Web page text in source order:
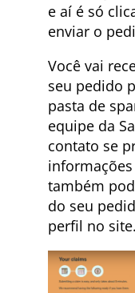
e aí é só
enviar o
Você vai
seu pedido
pasta de
equipe da
contato se
também
do seu
perfil no site.